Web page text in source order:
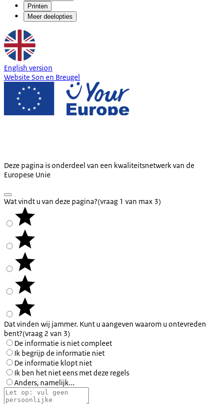
Printen
Meer deelopties
English version
Website Son en Breugel
Deze pagina is onderdeel van een kwaliteitsnetwerk van de
Europese Unie
Wat vindt u van deze pagina?(vraag 1 van max 3)
Dat vinden wij jammer. Kunt u aangeven waarom u ontevreden
bent?(vraag 2 van 3)
De informatie is niet compleet
Ik begrijp de informatie niet
De informatie klopt niet
Ik ben het niet eens met deze regels
Anders, namelijk...